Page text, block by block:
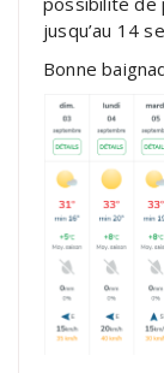
jusqu’au 14
Bonne